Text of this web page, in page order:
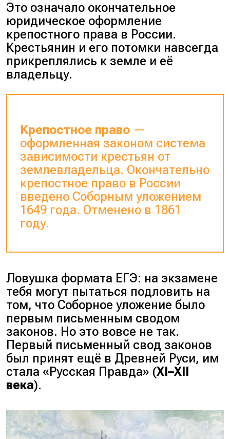
Это означало окончательное
юридическое оформление
крепостного права в России.
Крестьянин и его потомки навсегда
прикреплялись к земле и её
владельцу.
Крепостное право—
оформленная законом система
зависимости крестьян от
землевладельца. Окончательно
крепостное право в России
введено Соборным уложением
1649 года. Отменено в 1861
году.
Ловушка формата ЕГЭ: на экзамене
тебя могут пытаться подловить на
том, что Соборное уложение было
первым письменным сводом
законов. Но это вовсе не так.
Первый письменный свод законов
был принят ещё в Древней Руси, им
стала «Русская Правда» (XI–XII
века).